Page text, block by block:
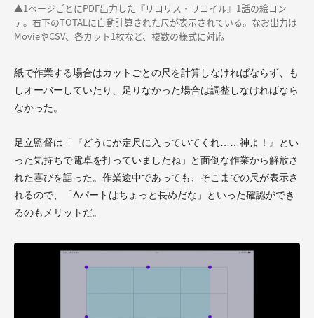
▲1ページごとにPDF出力した『リコリス・リコイル』1話の絵コン
テ。右下のTOTALに自動計算された尺が表示されている。なお出力は
MovieやCSV、各カット1枚など、複数の様式に対応
紙で作業する場合はカットごとの尺を計算しなければならず、も
しオーバーしていたり、足りなかった場合は調整しなければなら
なかった。
足立監督は「『どうにか定尺に入っていてくれ……神よ！』とい
った気持ちで電卓を打っていましたね」と面倒な作業から解放さ
れた喜びを語った。作業途中であっても、そこまでの尺が表示さ
れるので、「Aパートはちょっと長めだな」といった確認ができ
るのもメリットだ。